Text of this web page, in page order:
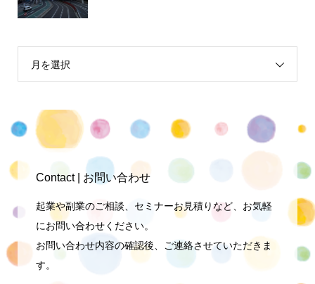
月を選択
Contact | お問い合わせ
起業や副業のご相談、セミナーお見積りなど、お気軽
にお問い合わせください。
お問い合わせ内容の確認後、ご連絡させていただきま
す。